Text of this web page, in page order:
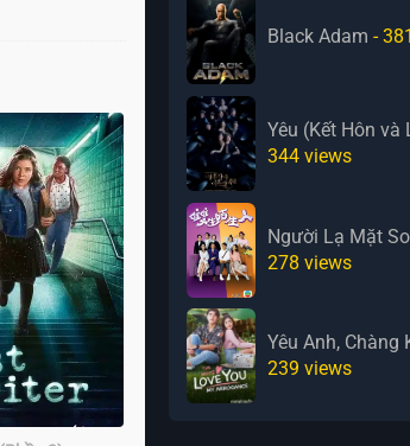
Black Adam - 381
Yêu (Kết Hôn và
344 views
Người Lạ Mặt
278 views
Yêu Anh, Chàng
239 views